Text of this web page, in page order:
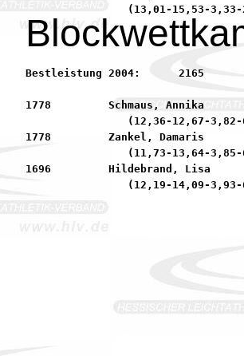
Bestleistung 2004:	2165         Menzel, Milena          92 SKG Sprendlingen
1778         Schmaus, Annika
(12,36-12,67-
1778         Zankel, Damaris
(11,73-13,64-
1696         Hildebrand, Lisa